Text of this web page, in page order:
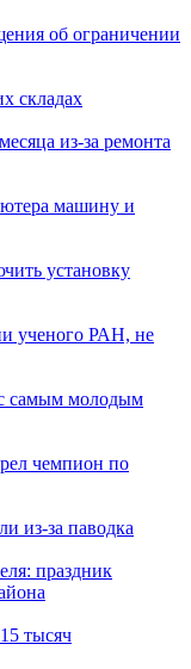
об ограничении
складах
из-за ремонта
машину и
установку
ученого РАН, не
самым молодым
чемпион по
из-за паводка
праздник
тысяч